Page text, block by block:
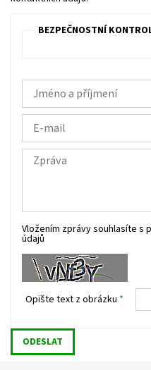
BEZPEČNOSTNÍ
Vložením zprávy souhlasíte s
údajů
Opište text z obrázku